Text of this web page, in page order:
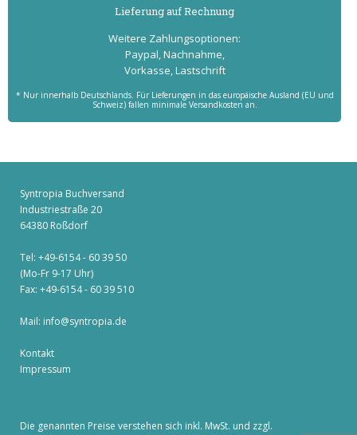
Lieferung auf Rechnung
Weitere Zahlungs­optionen:
Paypal, Nachnahme,
Vorkasse, Lastschrift
* Nur innerhalb Deutschlands. Für Lieferungen in das europäische Ausland (EU und
Schweiz) fallen minimale Versandkosten an.
Syntropia Buchversand
Industriestraße 20
64380 Roßdorf
Tel: +49-6154 - 60 39 50
(Mo-Fr 9-17 Uhr)
Fax: +49-6154 - 60 39 510
Mail: info@syntropia.de
Kontakt
Impressum
Die genannten Preise verstehen sich inkl. MwSt. und zzgl.